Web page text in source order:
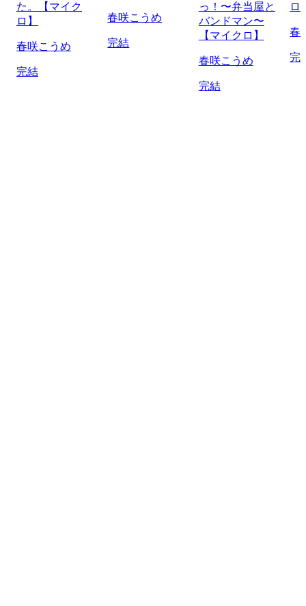
た。【マイク
ロ】
春咲こうめ
完結
春咲こうめ
完結
っ！〜弁当屋と
バンドマン〜
【マイクロ】
春咲こうめ
完結
ロ
春
完